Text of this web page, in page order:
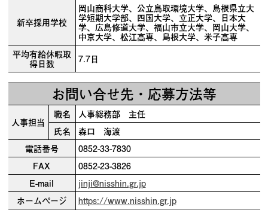
新卒採用学校
岡山商科大学、公立鳥取環境大学、島根県立大
学短期大学部、四国大学、立正大学、日本大
学、広島修道大学、福山市立大学、岡山大学、
中京大学、松江高専、島根大学、米子高専
平均有給休暇取
得日数 7.7日
お問い合せ先・応募方法等
人事担当
職名
人事総務部 主任
氏名
森口 海渡
電話番号
0852-33-7830
FAX
0852-23-3826
E-mail
jinji@nisshin.gr.jp
ホームページ
https://www.nisshin.gr.jp